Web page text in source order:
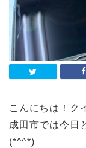
こんにちは！ク
成田市では今日
(*^^*)